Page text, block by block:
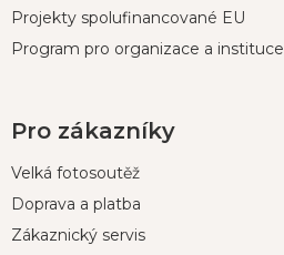
Projekty spolufinancované EU
Program pro organizace a instituce
Pro zákazníky
Velká fotosoutěž
Doprava a platba
Zákaznický servis